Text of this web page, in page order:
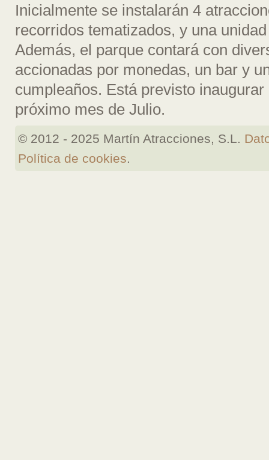
Inicialmente se instalarán 4
recorridos tematizados, y una
Además, el parque contará con
accionadas por monedas, un bar y
cumpleaños. Está previsto
próximo mes de Julio.
© 2012 - 2025 Martín Atracciones, S.L.
Política de cookies.